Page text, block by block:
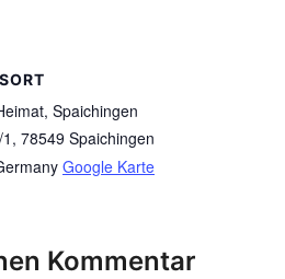
Spaichingen
78549 Spaichingen
Google Karte
Kommentar